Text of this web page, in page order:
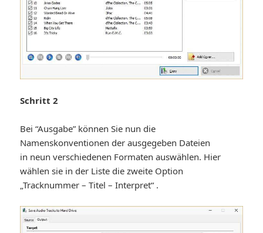
Schritt 2
Bei “Ausgabe” können Sie nun die
Namenskonventionen der ausgegeben Dateien
in neun verschiedenen Formaten auswählen. Hier
wählen sie in der Liste die zweite Option
„Tracknummer – Titel – Interpret“ .